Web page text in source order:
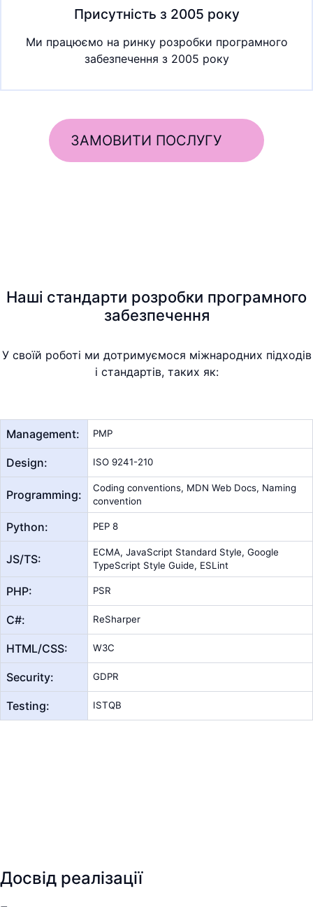
Присутність з 2005 року
Ми працюємо на ринку розробки програмного
забезпечення з 2005 року
ЗАМОВИТИ ПОСЛУГУ
Наші стандарти розробки програмного
забезпечення
У своїй роботі ми дотримуємося міжнародних підходів
і стандартів, таких як:
Management: PMP
Design: ISO 9241-210
Programming:
Coding conventions, MDN Web Docs, Naming
convention
Python: PEP 8
JS/TS:
ECMA, JavaScript Standard Style, Google
TypeScript Style Guide, ESLint
PHP: PSR
С#: ReSharper
HTML/CSS: W3C
Security: GDPR
Testing: ISTQB
Досвід реалізації